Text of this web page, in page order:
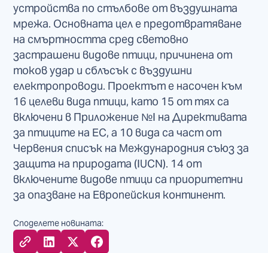
устройства по стълбове от въздушната
мрежа. Основната цел е предотвратяване
на смъртността сред световно
застрашени видове птици, причинена от
токов удар и сблъсък с въздушни
електропроводи. Проектът е насочен към
16 целеви вида птици, като 15 от тях са
включени в Приложение №I на Директивата
за птиците на ЕС, а 10 вида са част от
Червения списък на Международния съюз за
защита на природата (IUCN). 14 от
включените видове птици са приоритетни
за опазване на Европейския континент.
Споделете новината: